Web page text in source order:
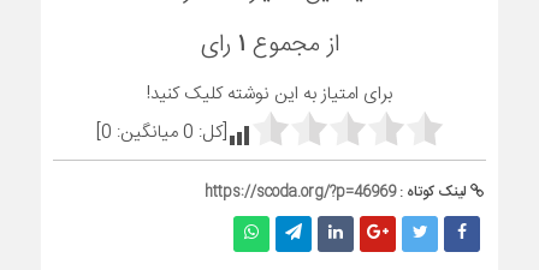
از مجموع ۱ رای
برای امتیاز به این نوشته کلیک کنید!
[کل: 0میانگین: 0
]
لینک کوتاه :https://scoda.org/?p=46969